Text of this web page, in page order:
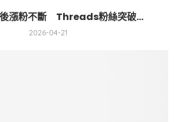
漲粉不斷 Threads粉絲突破...
2026-04-21